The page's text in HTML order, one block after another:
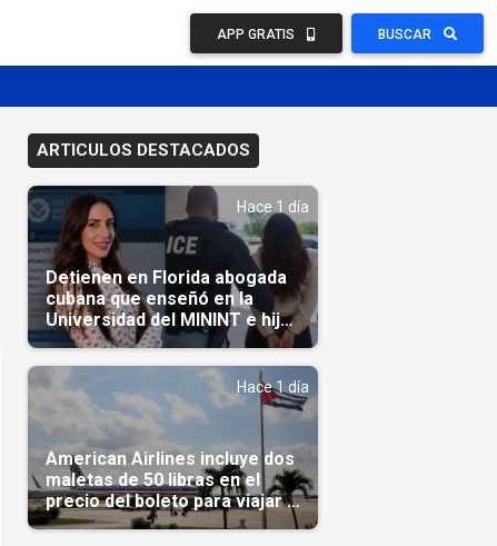
APP GRATIS BUSCAR
ARTICULOS DESTACADOS
Hace 1 día
Detienen en Florida abogada
cubana que enseñó en la
Universidad del MININT e hija
de diplomático cubano
Hace 1 día
American Airlines incluye dos
maletas de 50 libras en el
precio del boleto para viajar a
Cuba en agosto